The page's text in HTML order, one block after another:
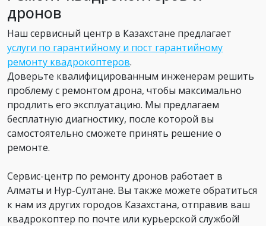
дронов
Наш сервисный центр в Казахстане предлагает
услуги по гарантийному и пост гарантийному
ремонту квадрокоптеров.
Доверьте квалифицированным инженерам решить
проблему с ремонтом дрона, чтобы максимально
продлить его эксплуатацию. Мы предлагаем
бесплатную диагностику, после которой вы
самостоятельно сможете принять решение о
ремонте.
Сервис-центр по ремонту дронов работает в
Алматы и Нур-Султане. Вы также можете обратиться
к нам из других городов Казахстана, отправив ваш
квадрокоптер по почте или курьерской службой!